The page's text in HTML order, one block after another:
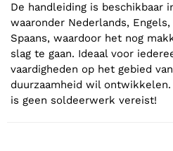
De handleiding is beschikbaar
waaronder Nederlands,
Spaans, waardoor het nog
slag te gaan. Ideaal voor
vaardigheden op het gebied
duurzaamheid wil
is geen soldeerwerk vereist!